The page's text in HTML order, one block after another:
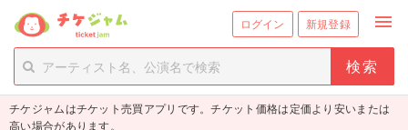
ログイン 新規登録 menu
person_add 新規会員登録
チケットを探す
チケジャムはチケット売買アプリです。チケット価格は定価より安いまたは
高い場合があります。